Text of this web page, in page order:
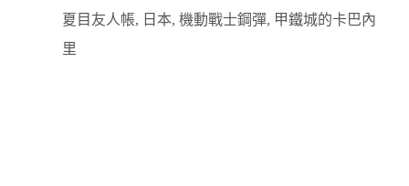
夏目友人帳, 日本, 機動戰士鋼彈, 甲鐵城的卡巴內
里